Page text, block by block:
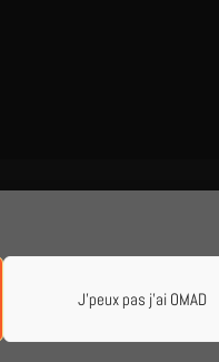
J'peux pas j'ai OMAD